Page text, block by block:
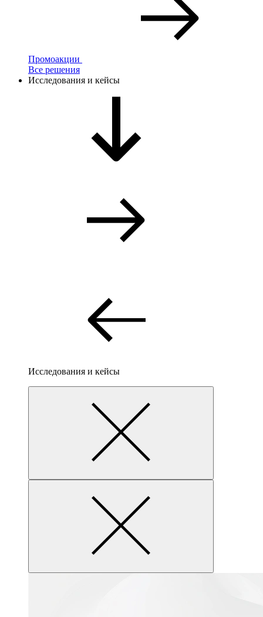
Промоакции
Все решения
Исследования и кейсы
Исследования и кейсы